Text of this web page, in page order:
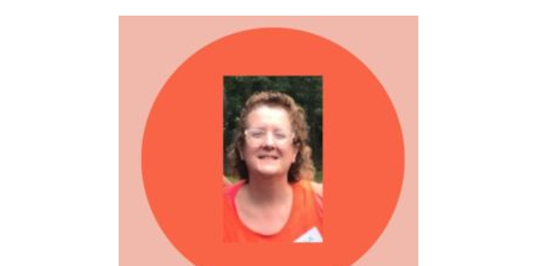
Parents,
ayez
réflexe
« e-
enfance »
!